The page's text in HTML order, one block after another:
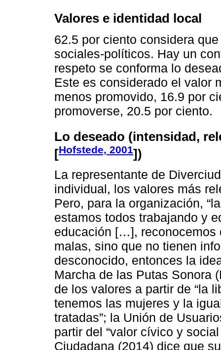
Valores e identidad local
62.5 por ciento considera
sociales-políticos. Hay un
respeto se conforma lo
Este es considerado el valor
menos promovido, 16.9 por
promoverse, 20.5 por ciento.
Lo deseado (intensidad,
[Hofstede, 2001])
La representante de
individual, los valores más
Pero, para la organización,
estamos todos trabajando y
educación […],
malas, sino que no tienen
desconocido, entonces la
Marcha de las Putas Sonora
de los valores a partir de “la
tenemos las mujeres y la
tratadas”; la Unión de
partir del “valor cívico y
Ciudadana (2014) dice que